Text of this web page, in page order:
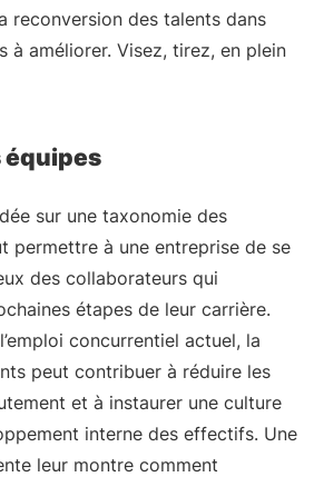
reconversion des talents dans
à améliorer. Visez, tirez, en plein
équipes
sur une taxonomie des
permettre à une entreprise de se
des collaborateurs qui
étapes de leur carrière.
concurrentiel actuel, la
peut contribuer à réduire les
et à instaurer une culture
interne des effectifs. Une
leur montre comment